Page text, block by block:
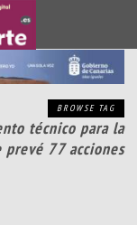
BROWSE TAG
técnico para la
77 acciones